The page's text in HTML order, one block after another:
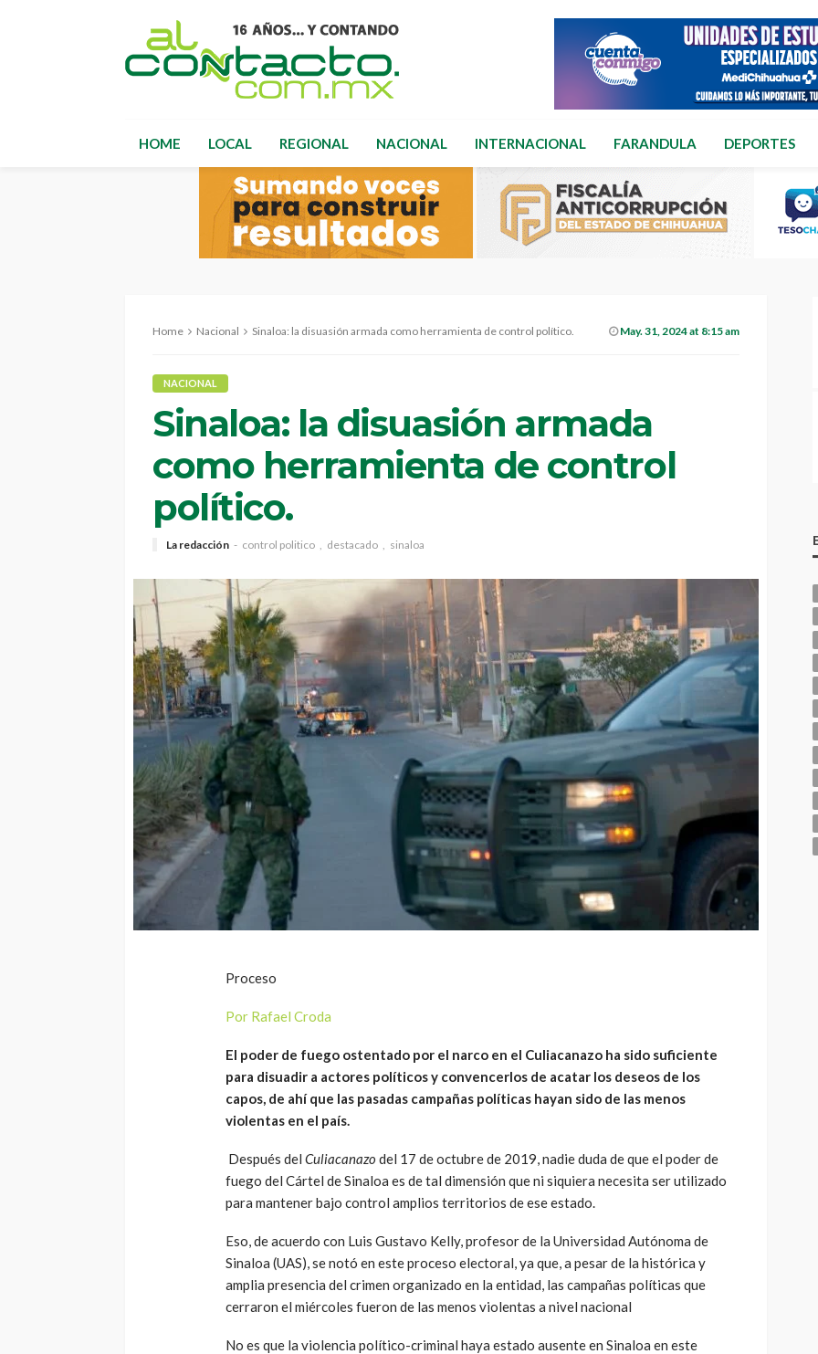
HOME LOCAL REGIONAL NACIONAL INTERNACIONAL FARANDULA DEPORTES
Home Nacional Sinaloa: la disuasión armada como herramienta de control político. May. 31, 2024 at 8:15 am
NACIONAL
Sinaloa: la disuasión armada
como herramienta de control
político.
La redacción control politico destacado sinaloa
Proceso
Por Rafael Croda
El poder de fuego ostentado por el narco en el Culiacanazo ha sido suficiente
para disuadir a actores políticos y convencerlos de acatar los deseos de los
capos, de ahí que las pasadas campañas políticas hayan sido de las menos
violentas en el país.
Después del Culiacanazo del 17 de octubre de 2019, nadie duda de que el poder de
fuego del Cártel de Sinaloa es de tal dimensión que ni siquiera necesita ser utilizado
para mantener bajo control amplios territorios de ese estado.
Eso, de acuerdo con Luis Gustavo Kelly, profesor de la Universidad Autónoma de
Sinaloa (UAS), se notó en este proceso electoral, ya que, a pesar de la histórica y
amplia presencia del crimen organizado en la entidad, las campañas políticas que
cerraron el miércoles fueron de las menos violentas a nivel nacional
No es que la violencia político-criminal haya estado ausente en Sinaloa en este